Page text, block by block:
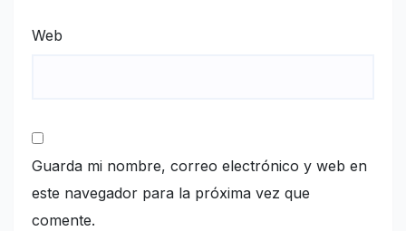
Web
Guarda mi nombre, correo electrónico y web en
este navegador para la próxima vez que
comente.